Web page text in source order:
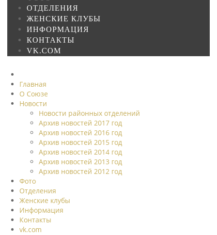
ОТДЕЛЕНИЯ
ЖЕНСКИЕ КЛУБЫ
ИНФОРМАЦИЯ
КОНТАКТЫ
VK.COM
Главная
О Союзе
Новости
Новости районных отделений
Архив новостей 2017 год
Архив новостей 2016 год
Архив новостей 2015 год
Архив новостей 2014 год
Архив новостей 2013 год
Архив новостей 2012 год
Фото
Отделения
Женские клубы
Информация
Контакты
vk.com